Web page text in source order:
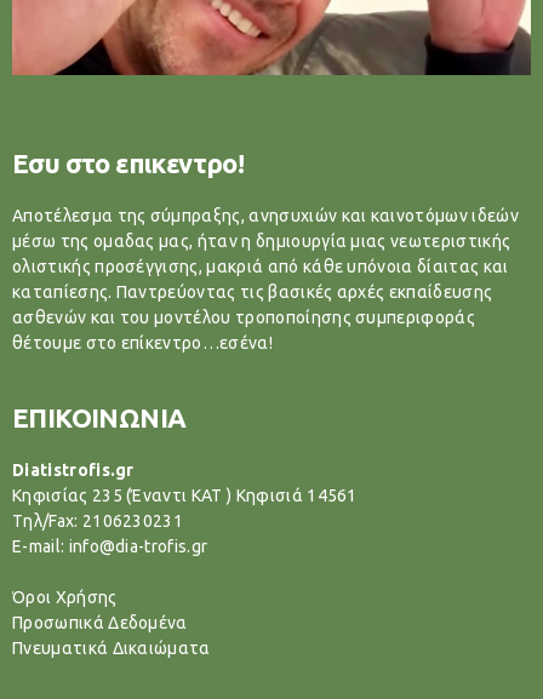
Εσυ στο επικεντρο!
Αποτέλεσμα της σύμπραξης, ανησυχιών και καινοτόμων ιδεών
μέσω της ομαδας μας, ήταν η δημιουργία μιας νεωτεριστικής
ολιστικής προσέγγισης, μακριά από κάθε υπόνοια δίαιτας και
καταπίεσης. Παντρεύοντας τις βασικές αρχές εκπαίδευσης
ασθενών και του μοντέλου τροποποίησης συμπεριφοράς
θέτουμε στο επίκεντρο…εσένα!
ΕΠΙΚΟΙΝΩΝΙΑ
Diatistrofis.gr
Κηφισίας 235 (Έναντι ΚΑΤ ) Κηφισιά 14561
Tηλ/Fax: 2106230231
E-mail: info@dia-trofis.gr
Όροι Χρήσης
Προσωπικά Δεδομένα
Πνευματικά Δικαιώματα